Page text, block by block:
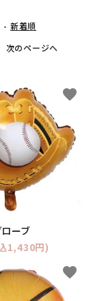
- 新着順
次のページへ
ローブ
1,430円)
favorite
favorite